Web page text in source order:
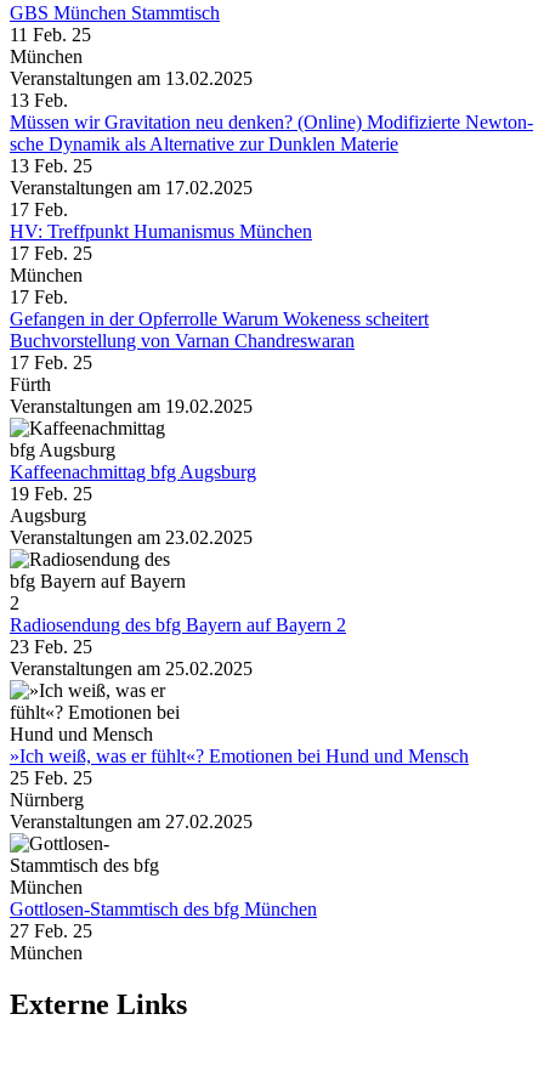
GBS München Stammtisch
11 Feb. 25
München
Veranstaltungen am 13.02.2025
13 Feb.
Müssen wir Gravi­tation neu denken? (Online) Modi­fizierte Newton­
sche Dynamik als Alter­native zur Dunklen Materie
13 Feb. 25
Veranstaltungen am 17.02.2025
17 Feb.
HV: Treffpunkt Humanismus München
17 Feb. 25
München
17 Feb.
Gefangen in der Opfer­rolle Warum Woke­ness scheitert
Buchvorstellung von Varnan Chandreswaran
17 Feb. 25
Fürth
Veranstaltungen am 19.02.2025
Kaffeenachmittag bfg Augsburg
19 Feb. 25
Augsburg
Veranstaltungen am 23.02.2025
Radiosendung des bfg Bayern auf Bayern 2
23 Feb. 25
Veranstaltungen am 25.02.2025
»Ich weiß, was er fühlt«? Emotionen bei Hund und Mensch
25 Feb. 25
Nürnberg
Veranstaltungen am 27.02.2025
Gottlosen-Stammtisch des bfg München
27 Feb. 25
München
Externe Links